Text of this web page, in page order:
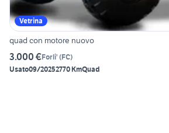
Vetrina
quad con motore nuovo
3.000 €Forli' (FC)
Usato09/20252770 KmQuad